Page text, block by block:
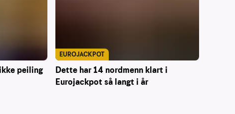
peiling
Dette har 14 nordmenn klart i
Eurojackpot så langt i år
EUROJACKPOT